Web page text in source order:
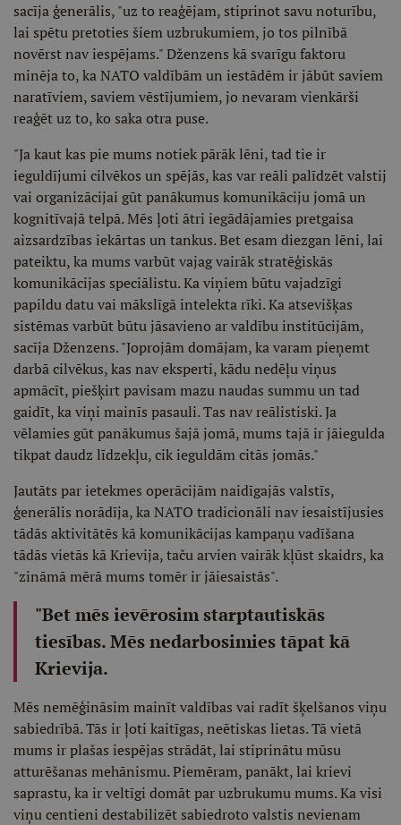
sacīja ģenerālis, "uz to reaģējam, stiprinot savu noturību,
lai spētu pretoties šiem uzbrukumiem, jo tos pilnībā
novērst nav iespējams." Dženzens kā svarīgu faktoru
minēja to, ka NATO valdībām un iestādēm ir jābūt saviem
naratīviem, saviem vēstījumiem, jo nevaram vienkārši
reaģēt uz to, ko saka otra puse.
"Ja kaut kas pie mums notiek pārāk lēni, tad tie ir
ieguldījumi cilvēkos un spējās, kas var reāli palīdzēt valstij
vai organizācijai gūt panākumus komunikāciju jomā un
kognitīvajā telpā. Mēs ļoti ātri iegādājamies pretgaisa
aizsardzības iekārtas un tankus. Bet esam diezgan lēni, lai
pateiktu, ka mums varbūt vajag vairāk stratēģiskās
komunikācijas speciālistu. Ka viņiem būtu vajadzīgi
papildu datu vai mākslīgā intelekta rīki. Ka atsevišķas
sistēmas varbūt būtu jāsavieno ar valdību institūcijām,
sacīja Dženzens. "Joprojām domājam, ka varam pieņemt
darbā cilvēkus, kas nav eksperti, kādu nedēļu viņus
apmācīt, piešķirt pavisam mazu naudas summu un tad
gaidīt, ka viņi mainīs pasauli. Tas nav reālistiski. Ja
vēlamies gūt panākumus šajā jomā, mums tajā ir jāiegulda
tikpat daudz līdzekļu, cik ieguldām citās jomās."
Jautāts par ietekmes operācijām naidīgajās valstīs,
ģenerālis norādīja, ka NATO tradicionāli nav iesaistījusies
tādās aktivitātēs kā komunikācijas kampaņu vadīšana
tādās vietās kā Krievija, taču arvien vairāk kļūst skaidrs, ka
"zināmā mērā mums tomēr ir jāiesaistās".
"Bet mēs ievērosim starptautiskās
tiesības. Mēs nedarbosimies tāpat kā
Krievija.
Mēs nemēģināsim mainīt valdības vai radīt šķelšanos viņu
sabiedrībā. Tās ir ļoti kaitīgas, neētiskas lietas. Tā vietā
mums ir plašas iespējas strādāt, lai stiprinātu mūsu
atturēšanas mehānismu. Piemēram, panākt, lai krievi
saprastu, ka ir veltīgi domāt par uzbrukumu mums. Ka visi
viņu centieni destabilizēt sabiedroto valstis nevienam